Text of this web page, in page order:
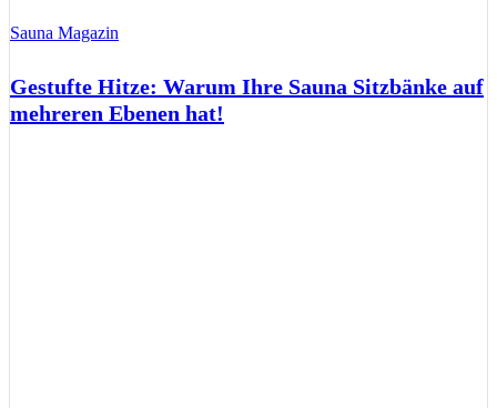
Sauna Magazin
Gestufte Hitze: Warum Ihre Sauna Sitzbänke auf
mehreren Ebenen hat!